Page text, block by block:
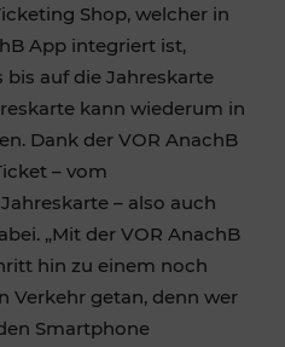
Shop, welcher in
App integriert ist,
bis auf die Jahreskarte
kann wiederum in
Dank der VOR AnachB
– vom
– also auch
„Mit der VOR AnachB
hin zu einem noch
Verkehr getan, denn wer
Smartphone